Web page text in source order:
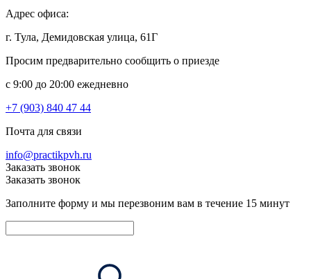
Адрес офиса:
г. Тула, Демидовская улица, 61Г
Просим предварительно сообщить о приезде
c 9:00 до 20:00 ежедневно
+7 (903) 840 47 44
Почта для связи
info@practikpvh.ru
Заказать звонок
Заказать звонок
Заполните форму и мы перезвоним вам в течение 15 минут